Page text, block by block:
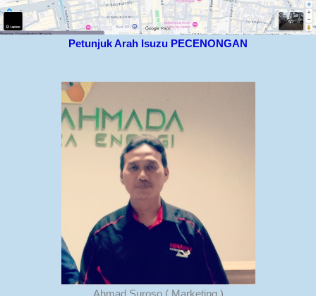
Petunjuk Arah Isuzu PECENONGAN